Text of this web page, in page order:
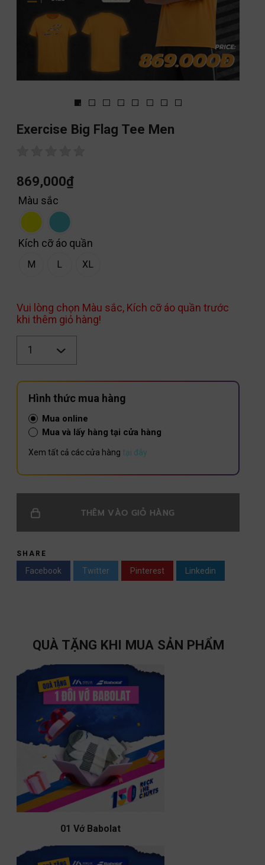
Exercise Big Flag Tee Men
869,000₫
Màu sắc
Kích cỡ áo quần
M L XL
Vui lòng chọn Màu sắc, Kích cỡ áo quần trước
khi thêm giỏ hàng!
lượng
Hình thức mua hàng
Mua online
Mua và lấy hàng tại cửa hàng
Xem tất cả các cửa hàng tại đây
THÊM VÀO GIỎ HÀNG
SHARE
Facebook Twitter Pinterest Linkedin
QUÀ TẶNG KHI MUA SẢN PHẨM
01 Vớ Babolat